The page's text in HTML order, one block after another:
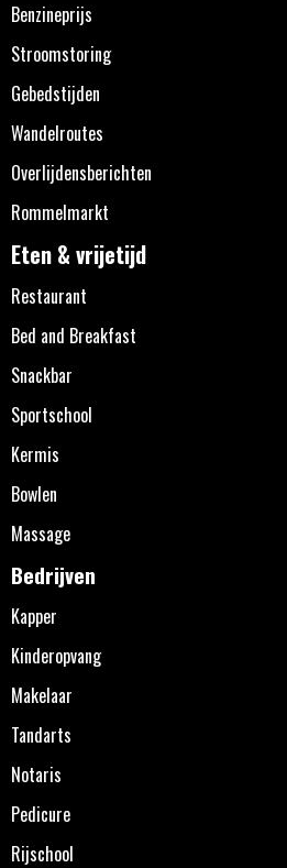
Benzineprijs
Stroomstoring
Gebedstijden
Wandelroutes
Overlijdensberichten
Rommelmarkt
Eten & vrijetijd
Restaurant
Bed and Breakfast
Snackbar
Sportschool
Kermis
Bowlen
Massage
Bedrijven
Kapper
Kinderopvang
Makelaar
Tandarts
Notaris
Pedicure
Rijschool